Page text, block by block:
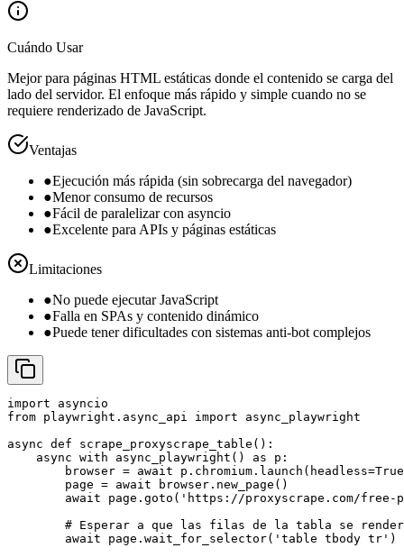
Cuándo Usar
Mejor para páginas HTML estáticas donde el contenido se carga del
lado del servidor. El enfoque más rápido y simple cuando no se
requiere renderizado de JavaScript.
Ventajas
●Ejecución más rápida (sin sobrecarga del navegador)
●Menor consumo de recursos
●Fácil de paralelizar con asyncio
●Excelente para APIs y páginas estáticas
Limitaciones
●No puede ejecutar JavaScript
●Falla en SPAs y contenido dinámico
●Puede tener dificultades con sistemas anti-bot complejos
import asyncio
from playwright.async_api import async_playwright
async def scrape_proxyscrape_table():
    async with async_playwright() as p:
browser = await
        page = await browser.new_page()
await page.goto('https://proxyscrape.com/free-
# Esperar a que las filas de la tabla se
        await page.wait_for_selector('table tbody tr')